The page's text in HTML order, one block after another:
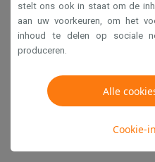
Krëfel NV - Steenstraat
1851
BTW BE
stelt ons ook in staat om de
aan uw voorkeuren, om het
inhoud te delen op sociale
produceren.
Alle
Cookie-